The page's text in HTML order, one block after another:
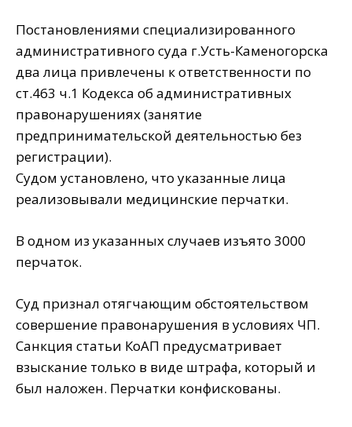
Постановлениями специализированного
административного суда г.Усть-Каменогорска
два лица привлечены к ответственности по
ст.463 ч.1 Кодекса об административных
правонарушениях (занятие
предпринимательской деятельностью без
регистрации).
Судом установлено, что указанные лица
реализовывали медицинские перчатки.
В одном из указанных случаев изъято 3000
перчаток.
Суд признал отягчающим обстоятельством
совершение правонарушения в условиях ЧП.
Санкция статьи КоАП предусматривает
взыскание только в виде штрафа, который и
был наложен. Перчатки конфискованы.